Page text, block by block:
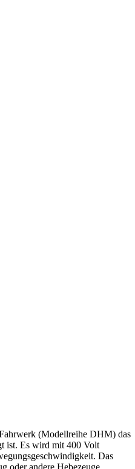
(Modellreihe DHM) das
ist. Es wird mit 400 Volt
Das
oder andere Hebezeuge